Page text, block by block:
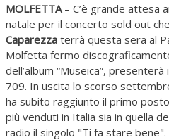
MOLFETTA– C’è grande attesa
natale per il concerto sold out che
Caparezza terrà questa sera al
Molfetta fermo
dell’album “Museica”,
709. In uscita lo scorso
ha subito raggiunto il primo
più venduti in Italia sia in quella
radio il singolo "Ti fa stare bene".